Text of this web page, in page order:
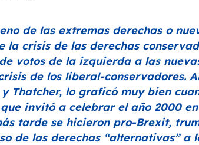
de las extremas derechas o
crisis de las derechas
votos de la izquierda a las
de los liberal-conservadores.
Thatcher, lo graficó muy bien
invitó a celebrar el año 2000
tarde se hicieron pro-Brexit,
de las derechas “alternativas”a